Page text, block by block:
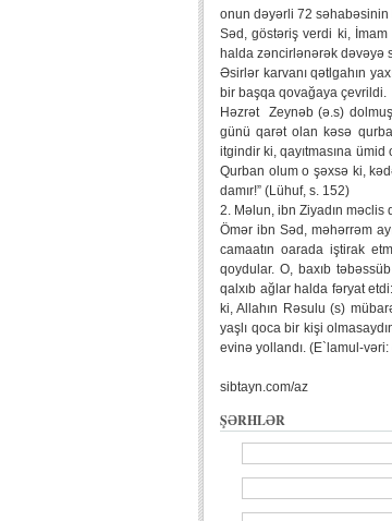
onun dəyərli 72 səhabəsinin
Səd, göstəriş verdi ki,
halda zəncirlənərək dəvəyə
Əsirlər karvanı qətlgahın
bir başqa qovağaya çevrildi.
Həzrət Zeynəb (ə.s)
günü qarət olan kəsə
itgindir ki, qayıtmasına ümid
Qurban olum o şəxsə ki,
damır!” (Lühuf, s. 152)
2. Məlun, ibn Ziyadın məclis
Ömər ibn Səd, məhərrəm
camaatın oarada iştirak
qoydular. O, baxıb
qalxıb ağlar halda fəryat
ki, Allahın Rəsulu (s)
yaşlı qoca bir kişi
evinə yollandı. (E`lamul-vəri:
sibtayn.com/az
ŞƏRHLƏR